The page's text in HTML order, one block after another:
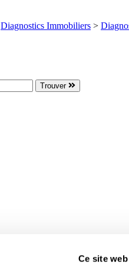
Ce site
Diagnostics Immobiliers >
Trouver